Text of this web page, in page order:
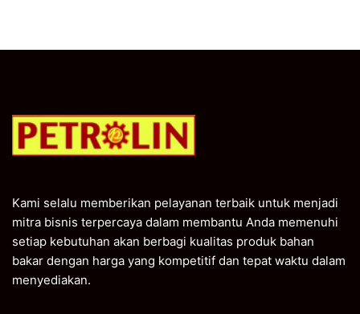
Kami selalu memberikan pelayanan terbaik untuk menjadi
mitra bisnis terpercaya dalam membantu Anda memenuhi
setiap kebutuhan akan berbagi kualitas produk bahan
bakar dengan harga yang kompetitif dan tepat waktu dalam
menyediakan.